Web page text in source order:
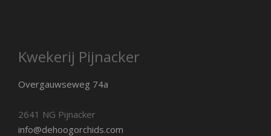
Kwekerij Pijnacker
Overgauwseweg 74a
2641 NG Pijnacker
info@dehoogorchids.com